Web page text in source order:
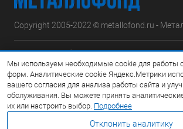
Copyright 2005-2022 © metallofond.ru -
Московская область, Ступинский р-н,
ул.Железнодорожная, вл.30
Посмотреть на карте
8 (495) 308-42-78
Мы используем необходимые cookie для работы
форм. Аналитические cookie Яндекс.Метрики
вашего согласия для анализа работы сайта и
обслуживания. Вы можете принять
их или настроить выбор. Подробнее
Отклонить аналитику